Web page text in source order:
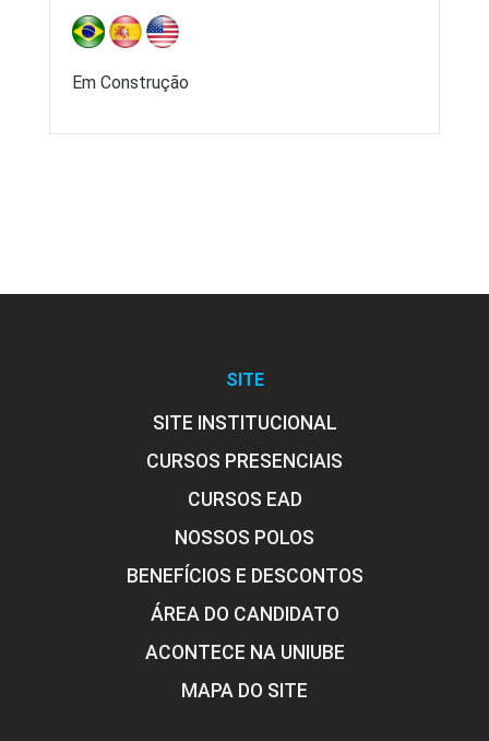
I ProfEduca - Mostra de Produtos
Estrutura curricular
Em Construção
SITE
SITE INSTITUCIONAL
CURSOS PRESENCIAIS
CURSOS EAD
NOSSOS POLOS
BENEFÍCIOS E DESCONTOS
ÁREA DO CANDIDATO
ACONTECE NA UNIUBE
MAPA DO SITE